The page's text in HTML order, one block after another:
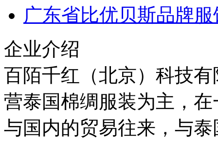
广东省比优贝斯品牌
企业介绍
百陌千红（北京）科技
营泰国棉绸服装为主，
与国内的贸易往来，与